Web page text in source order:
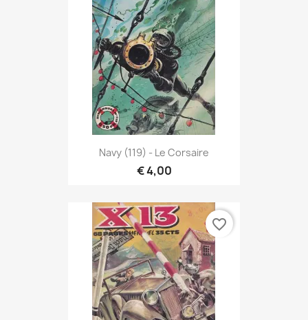
Navy (119) - Le Corsaire
€ 4,00
favorite_border